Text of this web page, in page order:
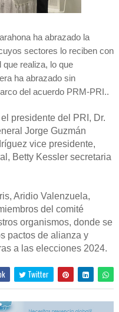
ha abrazado la
sectores lo reciben con
realiza, lo que
ha abrazado sin
del acuerdo PRM-PRI..
presidente del PRI, Dr.
Jorge Guzmán
vice presidente,
Betty Kessler secretaria
Aridio Valenzuela,
del comité
organismos, donde se
pactos de alianza y
a las elecciones 2024.
Twitter